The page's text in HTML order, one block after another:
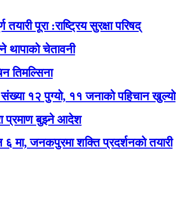
पूरा :राष्ट्रिय सुरक्षा परिषद्
चेतावनी
तिमल्सिना
१२ पुग्यो, ११ जनाको पहिचान खुल्यो
प्रमाण बुझ्ने आदेश
मा, जनकपुरमा शक्ति प्रदर्शनको तयारी